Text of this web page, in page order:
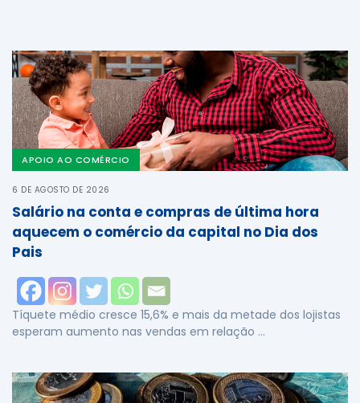
APOIO AO COMÉRCIO
6 DE AGOSTO DE 2026
Salário na conta e compras de última hora
aquecem o comércio da capital no Dia dos
Pais
Tíquete médio cresce 15,6% e mais da metade dos lojistas
esperam aumento nas vendas em relação …